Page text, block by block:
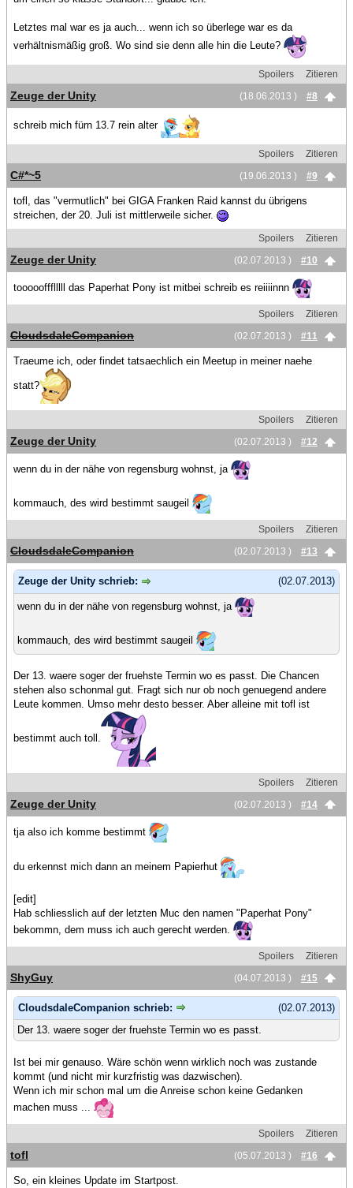
Letztes mal war es ja auch... wenn ich so überlege war es da
verhältnismäßig groß. Wo sind sie denn alle hin die Leute?
Spoilers
Zitieren
(18.06.2013 )
#8
Zeuge der Unity
schreib mich fürn 13.7 rein alter
Spoilers
Zitieren
(19.06.2013 )
#9
C#*~5
tofl, das "vermutlich" bei GIGA Franken Raid kannst du übrigens
streichen, der 20. Juli ist mittlerweile sicher.
Spoilers
Zitieren
(02.07.2013 )
#10
Zeuge der Unity
toooooffflllll das Paperhat Pony ist mitbei schreib es reiiiinnn
Spoilers
Zitieren
(02.07.2013 )
#11
CloudsdaleCompanion
Traeume ich, oder findet tatsaechlich ein Meetup in meiner naehe
statt?
Spoilers
Zitieren
(02.07.2013 )
#12
Zeuge der Unity
wenn du in der nähe von regensburg wohnst, ja
kommauch, des wird bestimmt saugeil
Spoilers
Zitieren
(02.07.2013 )
#13
CloudsdaleCompanion
(02.07.2013)
Zeuge der Unity schrieb:
wenn du in der nähe von regensburg wohnst, ja
kommauch, des wird bestimmt saugeil
Der 13. waere soger der fruehste Termin wo es passt. Die Chancen
stehen also schonmal gut. Fragt sich nur ob noch genuegend andere
Leute kommen. Umso mehr desto besser. Aber alleine mit tofl ist
bestimmt auch toll.
Spoilers
Zitieren
(02.07.2013 )
#14
Zeuge der Unity
tja also ich komme bestimmt
du erkennst mich dann an meinem Papierhut
[edit]
Hab schliesslich auf der letzten Muc den namen "Paperhat Pony"
bekommn, dem muss ich auch gerecht werden.
Spoilers
Zitieren
(04.07.2013 )
#15
ShyGuy
(02.07.2013)
CloudsdaleCompanion schrieb:
Der 13. waere soger der fruehste Termin wo es passt.
Ist bei mir genauso. Wäre schön wenn wirklich noch was zustande
kommt (und nicht mir kurzfristig was dazwischen).
Wenn ich mir schon mal um die Anreise schon keine Gedanken
machen muss ...
Spoilers
Zitieren
(05.07.2013 )
#16
tofl
So, ein kleines Update im Startpost.